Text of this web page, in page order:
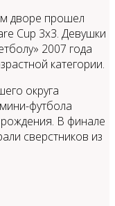
дворе прошел
Cup 3х3. Девушки
2007 года
категории.
округа
футбола
В финале
сверстников из